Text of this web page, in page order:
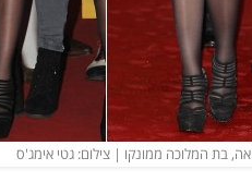
בת המלוכה ממונקו | צילום: גטי אימג'ס